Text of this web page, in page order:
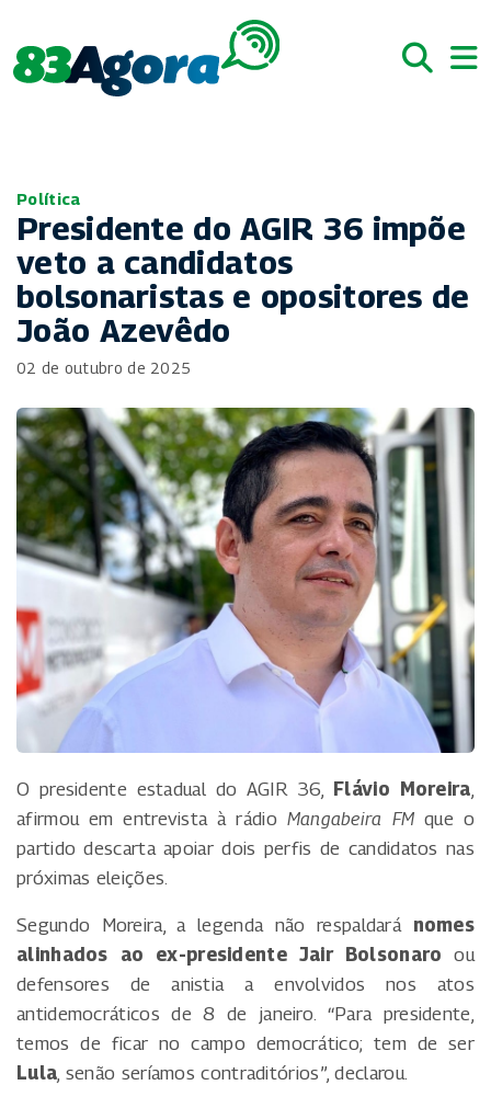
Política
Presidente do AGIR 36 impõe
veto a candidatos
bolsonaristas e opositores de
João Azevêdo
02 de outubro de 2025
O presidente estadual do AGIR 36, Flávio Moreira,
afirmou em entrevista à rádio Mangabeira FM que o
partido descarta apoiar dois perfis de candidatos nas
próximas eleições.
Segundo Moreira, a legenda não respaldará nomes
alinhados ao ex-presidente Jair Bolsonaro ou
defensores de anistia a envolvidos nos atos
antidemocráticos de 8 de janeiro. “Para presidente,
temos de ficar no campo democrático; tem de ser
Lula, senão seríamos contraditórios”, declarou.